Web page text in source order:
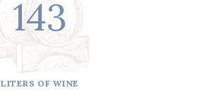
207
LITERS OF WINE